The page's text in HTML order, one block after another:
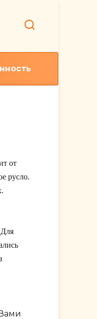
от
русло.